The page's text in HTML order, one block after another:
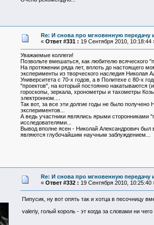
Re: И снова про мгновенную
« Ответ #331 : 19 Сентября 2010, 10:18:44
Уважаемые коллеги!
Позвольте вмешаться, как любителю всяческого
На протяжении ряда лет, вплоть до настоящего
эксперименты из творческого наследия Николая
Университета с 70-х годов, а в Политехе с 80-х
"проектов", на который постоянно накатываются
гороскопы, зеркала, хронометры и тахометры
электронном....
Так вот, за все эти долгие годы не было
экспериментов...
А ведь участники являлись ярыми сторонниками
исследователями...
Вывод вполне ясен - Николай Александрович
являются глубочайшим научным заблуждением...
Re: И снова про мгновенную
« Ответ #332 : 19 Сентября 2010, 10:25:40
Пипусик, ну вот опять так и хотца в песочницу
valeriy, голый король - эт когда за словами ни